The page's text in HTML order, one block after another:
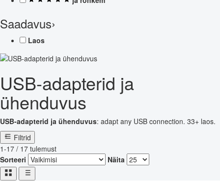
Saadavus›
Laos
USB-adapterid ja
ühenduvus
USB-adapterid ja ühenduvus: adapt any USB connection. 33+ laos.
Filtrid
1-17 / 17 tulemust
Sorteeri
Näita